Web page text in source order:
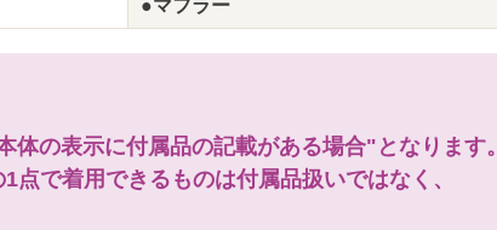
●マフラー
の表示に付属品の記載がある場合"となります。
点で着用できるものは付属品扱いではなく、